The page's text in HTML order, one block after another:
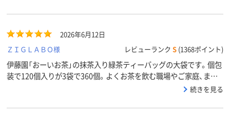
2026年6月12日
ＺＩＧＬＡＢＯ様
レビューランク S (1368ポイント)
伊藤園「おーいお茶」の抹茶入り緑茶ティーバッグの大袋です。個包
装で120個入りが3袋で360個。よくお茶を飲む職場やご家庭、また
続きを見る